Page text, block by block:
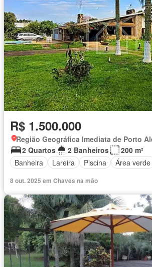
R$ 1.500.000
2 Quartos
2 Banheiros
200 m²
Banheira
Lareira Piscina Área verde
8 out. 2025 em Chaves na mão